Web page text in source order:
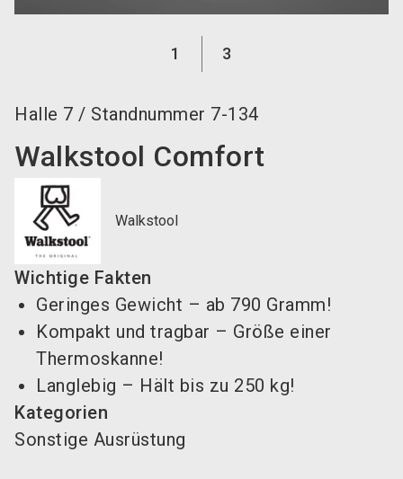
1 3
Halle 7 / Standnummer 7-134
Walkstool Comfort
Walkstool
Wichtige Fakten
Geringes Gewicht – ab 790 Gramm!
Kompakt und tragbar – Größe einer
Thermoskanne!
Langlebig – Hält bis zu 250 kg!
Kategorien
Sonstige Ausrüstung